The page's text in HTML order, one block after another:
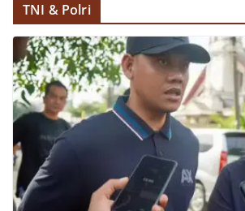
TNI & Polri